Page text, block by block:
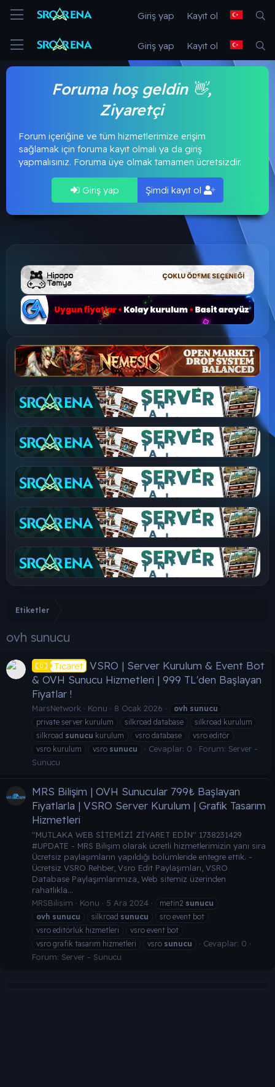
Giriş yap Kayıt ol
Giriş yap Kayıt ol
Foruma hoş geldin 👋,
Ziyaretçi
Forum içeriğine ve tüm hizmetlerimize erişim
sağlamak için foruma kayıt olmalı ya da giriş
yapmalısınız. Foruma üye olmak tamamen ücretsizdir.
Giriş yap Şimdi kayıt ol
Etiketler
ovh sunucu
Ticaret VSRO | Server Kurulum & Event Bot
& OVH Sunucu Hizmetleri | 999 TL'den Başlayan
Fiyatlar !
MarsNetwork Konu 8 Ocak 2026 ovh sunucu
private server kurulum
silkroad database
silkroad kurulum
silkroad sunucu kurulum vsro database
vsro editör
vsro kurulum
vsro sunucu Cevaplar: 0 Forum: Server -
Sunucu
MRS Bilişim | OVH Sunucular 799₺ Başlayan
Fiyatlarla | VSRO Server Kurulum | Grafik Tasarım
Hizmetleri
''MUTLAKA WEB SİTEMİZİ ZİYARET EDİN'' 1738231429
#UPDATE - MRS Bilişim olarak ücretli hizmetlerimizin yanı sıra
Ücretsiz paylaşımların yapıldığı bölümleride entegre ettik. -
Ücretsiz VSRO Rehber, Vsro Edit Paylaşımları, VSRO
Database Paylaşımlarımıza, Web sitemiz üzerinden
rahatlıkla...
MRSBilisim
Konu 5 Ara 2024 metin2 sunucu
ovh sunucu silkroad sunucu
sro event bot
vsro editörlük hizmetleri
vsro event bot
vsro grafik tasarım hizmetleri
vsro sunucu
Cevaplar: 0
Forum: Server - Sunucu